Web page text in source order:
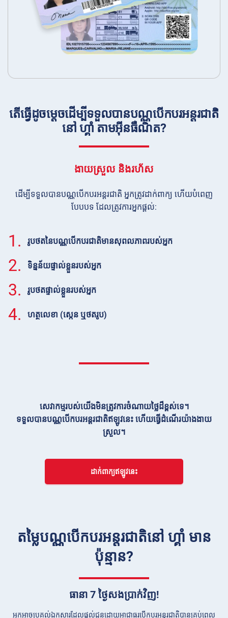
តើធ្វើដូចម្តេចដើម្បីទទួលបានបណ្ណបើកបរអន្ដរជាតិ
នៅ ហ្គាំ តាមអ៊ីនធឺណិត?
ងាយស្រួល និងរហ័ស
ដើម្បីទទួលបានបណ្ណបើកបរអន្ដរជាតិ អ្នកត្រូវដាក់ពាក្យ ហើយបំពេញ
បែបបទ ដែលត្រូវការអ្នកផ្ដល់:
1. រូបថតនៃបណ្ណបើកបរជាតិមានសុពលភាពរបស់អ្នក
2. ទិន្នន័យផ្ទាល់ខ្លួនរបស់អ្នក
3. រូបថតផ្ទាល់ខ្លួនរបស់អ្នក
4. ហត្ថលេខា (ស្កេន ឬថតរូប)
សេវាកម្មរបស់យើងមិនត្រូវការចំណាយថ្លៃដ៏ខ្ពស់ទេ។
ទទួលបានបណ្ណបើកបរអន្ដរជាតិឥឡូវនេះ ហើយធ្វើដំណើរយ៉ាងងាយ
ស្រួល។
ដាក់ពាក្យឥឡូវនេះ
តម្លៃបណ្ណបើកបរអន្ដរជាតិនៅ ហ្គាំ មាន
ប៉ុន្មាន?
ធានា 7 ថ្ងៃសងប្រាក់វិញ!
អ្នកអាចប្រគល់ឯកសារដែលផ្តល់ជូនដោយអាជ្ញាធរបើកបរអន្តរជាតិបានគ្រប់ពេល